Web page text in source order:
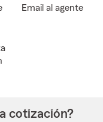
Email al agente
cotización?